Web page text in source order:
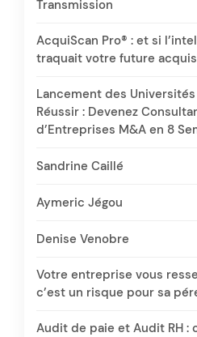
Transmission
AcquiScan Pro® : et si
traquait votre future
Lancement des
Réussir : Devenez
d’Entreprises M&A en 8
Sandrine Caillé
Aymeric Jégou
Denise Venobre
Votre entreprise vous
c’est un risque pour sa
Audit de paie et Audit RH :